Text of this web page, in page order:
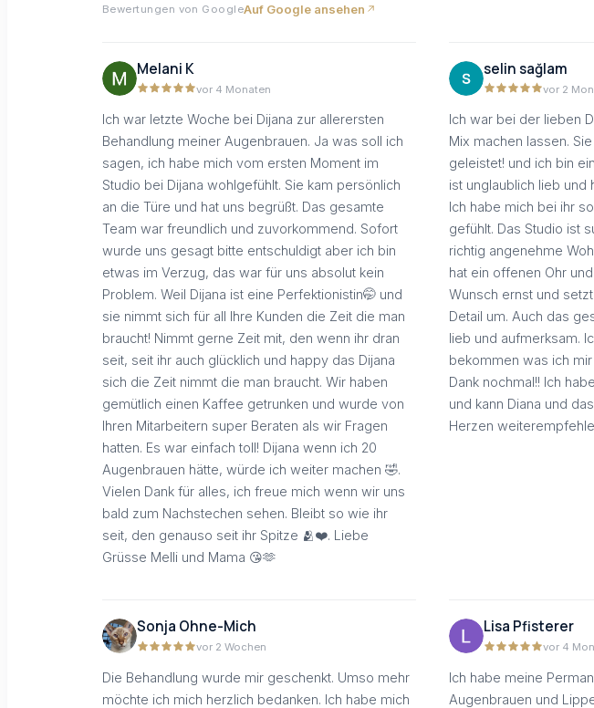
Bewertungen von GoogleAuf Google ansehen
Melani K
vor 4 Monaten
Ich war letzte Woche bei Dijana zur allerersten
Behandlung meiner Augenbrauen. Ja was soll ich
sagen, ich habe mich vom ersten Moment im
Studio bei Dijana wohlgefühlt. Sie kam persönlich
an die Türe und hat uns begrüßt. Das gesamte
Team war freundlich und zuvorkommend. Sofort
wurde uns gesagt bitte entschuldigt aber ich bin
etwas im Verzug, das war für uns absolut kein
Problem. Weil Dijana ist eine Perfektionistin🤭 und
sie nimmt sich für all Ihre Kunden die Zeit die man
braucht! Nimmt gerne Zeit mit, den wenn ihr dran
seit, seit ihr auch glücklich und happy das Dijana
sich die Zeit nimmt die man braucht. Wir haben
gemütlich einen Kaffee getrunken und wurde von
Ihren Mitarbeitern super Beraten als wir Fragen
hatten. Es war einfach toll! Dijana wenn ich 20
Augenbrauen hätte, würde ich weiter machen 🤣.
Vielen Dank für alles, ich freue mich wenn wir uns
bald zum Nachstechen sehen. Bleibt so wie ihr
seit, den genauso seit ihr Spitze 🫂❤️. Liebe
Grüsse Melli und Mama 😘🫶
selin sağlam
vor 2
Ich war bei der lieben
Mix machen lassen.
geleistet! und ich bin
ist unglaublich lieb und
Ich habe mich bei ihr
gefühlt. Das Studio ist
richtig angenehme
hat ein offenen Ohr
Wunsch ernst und
Detail um. Auch das
lieb und aufmerksam.
bekommen was ich
Dank nochmal!! Ich
und kann Diana und
Herzen
Sonja Ohne-Mich
vor 2 Wochen
Die Behandlung wurde mir geschenkt. Umso mehr
möchte ich mich herzlich bedanken. Ich habe mich
Lisa Pfisterer
vor 4
Ich habe meine
Augenbrauen und